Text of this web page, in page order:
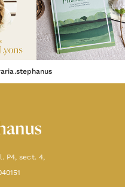
P4, sect. 4,